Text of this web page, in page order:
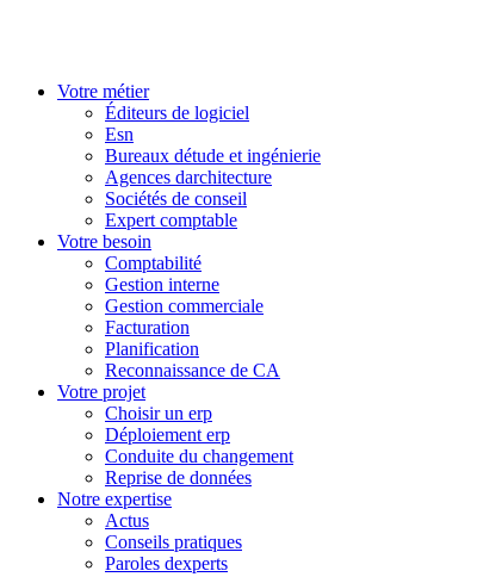
Votre métier
Éditeurs de logiciel
Esn
Bureaux détude et ingénierie
Agences darchitecture
Sociétés de conseil
Expert comptable
Votre besoin
Comptabilité
Gestion interne
Gestion commerciale
Facturation
Planification
Reconnaissance de CA
Votre projet
Choisir un erp
Déploiement erp
Conduite du changement
Reprise de données
Notre expertise
Actus
Conseils pratiques
Paroles dexperts